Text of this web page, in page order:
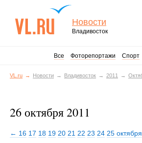
Новости
Владивосток
Все Фоторепортажи Спорт
VL.ru Новости Владивосток 2011
26 октября 2011
← 16 17 18 19 20 21 22 23 24 25 октября